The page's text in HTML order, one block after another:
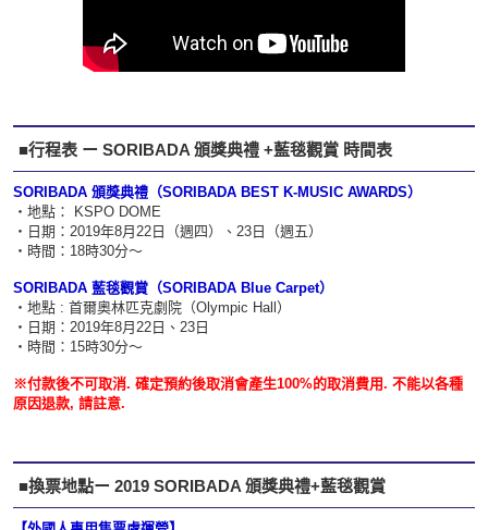
■行程表 ー SORIBADA 頒獎典禮 +藍毯觀賞 時間表
SORIBADA 頒獎典禮 （SORIBADA BEST K-MUSIC AWARDS）
・地點 ：
KSPO DOME
・日期：2019年8月22日（週四）、23日（週五）
・時間：18時30分～
SORIBADA 藍毯觀賞（SORIBADA Blue Carpet）
・地點 : 首爾奧林匹克劇院 （Olympic Hall）
・日期：2019年8月22日、23日
・時間：15時30分～
※付款後不可取消. 確定預約後取消會產生100%的取消費用. 不能以各種
原因退款, 請註意.
■換票地點ー 2019 SORIBADA 頒獎典禮+藍毯觀賞